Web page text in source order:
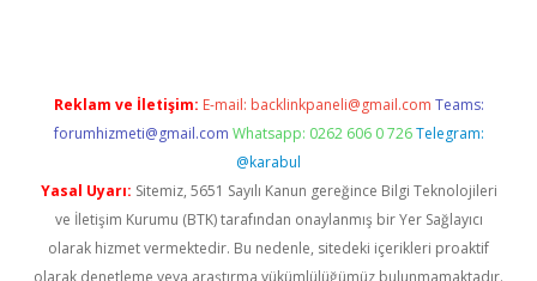
Reklam ve İletişim: E-mail: backlinkpaneli@gmail.com Teams:
forumhizmeti@gmail.com Whatsapp: 0262 606 0 726 Telegram:
@karabul
Yasal Uyarı: Sitemiz, 5651 Sayılı Kanun gereğince Bilgi Teknolojileri
ve İletişim Kurumu (BTK) tarafından onaylanmış bir Yer Sağlayıcı
olarak hizmet vermektedir. Bu nedenle, sitedeki içerikleri proaktif
olarak denetleme veya araştırma yükümlülüğümüz bulunmamaktadır.